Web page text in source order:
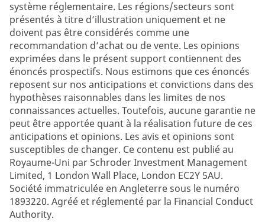
système réglementaire. Les régions/secteurs sont
présentés à titre d’illustration uniquement et ne
doivent pas être considérés comme une
recommandation d’achat ou de vente. Les opinions
exprimées dans le présent support contiennent des
énoncés prospectifs. Nous estimons que ces énoncés
reposent sur nos anticipations et convictions dans des
hypothèses raisonnables dans les limites de nos
connaissances actuelles. Toutefois, aucune garantie ne
peut être apportée quant à la réalisation future de ces
anticipations et opinions. Les avis et opinions sont
susceptibles de changer. Ce contenu est publié au
Royaume-Uni par Schroder Investment Management
Limited, 1 London Wall Place, London EC2Y 5AU.
Société immatriculée en Angleterre sous le numéro
1893220. Agréé et réglementé par la Financial Conduct
Authority.